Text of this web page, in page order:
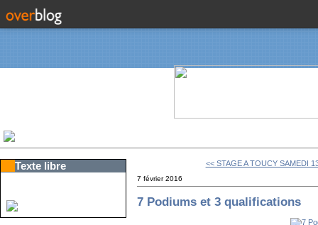
Texte libre << STAGE A TOUCY SAMEDI
7 février 2016
7 Podiums et 3 qualifications